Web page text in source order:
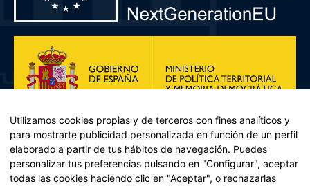
Utilizamos cookies propias y de terceros con fines analíticos y
para mostrarte publicidad personalizada en función de un perfil
elaborado a partir de tus hábitos de navegación. Puedes
personalizar tus preferencias pulsando en "Configurar", aceptar
todas las cookies haciendo clic en "Aceptar", o rechazarlas